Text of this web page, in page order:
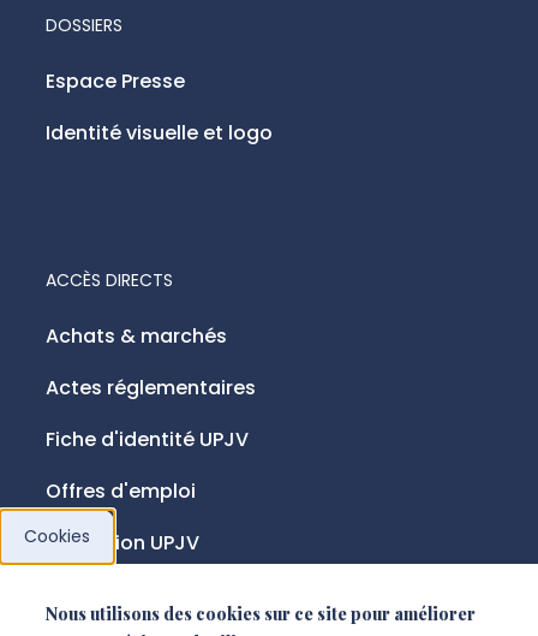
ACCÈS DIRECTS
Achats & marchés
Actes réglementaires
Fiche d'identité UPJV
Offres d'emploi
Fondation UPJV
DOSSIERS
Espace Presse
Identité visuelle et logo
NOUS SUIVRE
Cookies
Nous utilisons des cookies sur ce site pour améliorer